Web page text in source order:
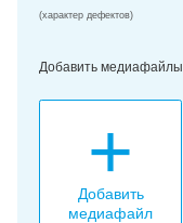
(характер дефектов)
Добавить медиафайлы
+
Добавить
медиафайл